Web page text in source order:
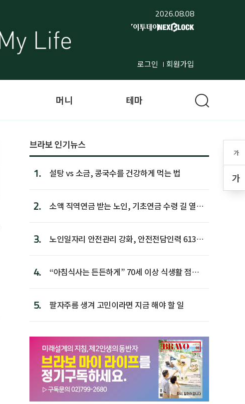
2026.08.08
로그인 회원가입
가
가
머니 테마
브라보 인기뉴스
1. 설탕 vs 소금, 콩국수를 건강하게 먹는 법
2.
소액 직역연금 받는 노인, 기초연금 수령 길 열린
3.
노인일자리 안전관리 강화, 안전전담인력 613명
4.
“아침식사는 든든하게” 70세 이상 식생활 점수
5. 팔자주름 생겨 고민이라면 지금 해야 할 일